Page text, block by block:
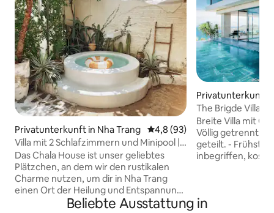
Privatunterkunft in Nha Trang Durchschnittliche
4,8 (93)
Villa mit 2 Schlafzimmern und Minipool | 3
Minuten zum Strand
Das Chala House ist unser geliebtes
Plätzchen, an dem wir den rustikalen
Charme nutzen, um dir in Nha Trang
einen Ort der Heilung und Entspannung
zu bieten. ✨ Deine Entdeckung: • 🌊
Privatunterkunft
The Brigde Villa
kostenloses
Breite Villa mit
Völlig getrennt
geteilt. -
inbegriffen,
Touren zu einem
Beliebte Ausstattung in